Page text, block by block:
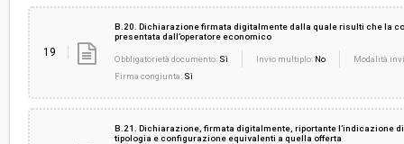
19
B.20. Dichiarazione firmata digitalmente dalla quale risulti che la
presentata dall’operatore economico
Obbligatorietà documento: Sì Invio multiplo: No
Modalità
Firma congiunta: Sì
B.21. Dichiarazione, firmata digitalmente, riportante l’indicazione
tipologia e configurazione equivalenti a quella offerta